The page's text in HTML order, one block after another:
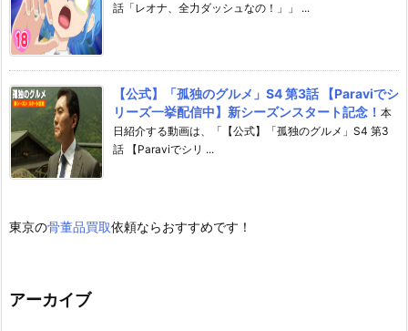
話「レオナ、全力ダッシュなの！」」 ...
【公式】「孤独のグルメ」S4 第3話 【Paraviでシ
リーズ一挙配信中】新シーズンスタート記念！ 本
日紹介する動画は、「【公式】「孤独のグルメ」S4 第3
話 【Paraviでシリ ...
東京の骨董品買取依頼ならおすすめです！
アーカイブ